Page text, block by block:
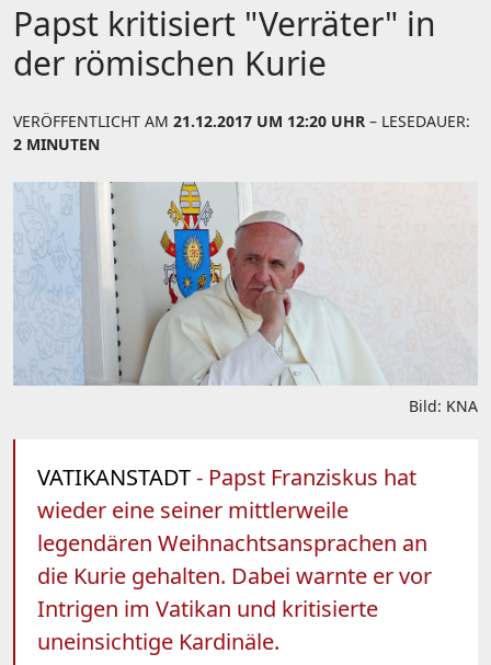
Papst kritisiert "Verräter" in
der römischen Kurie
VERÖFFENTLICHT AM 21.12.2017 UM 12:20 UHR – LESEDAUER:
2 MINUTEN
Bild: KNA
VATIKANSTADT- Papst Franziskus hat
wieder eine seiner mittlerweile
legendären Weihnachtsansprachen an
die Kurie gehalten. Dabei warnte er vor
Intrigen im Vatikan und kritisierte
uneinsichtige Kardinäle.